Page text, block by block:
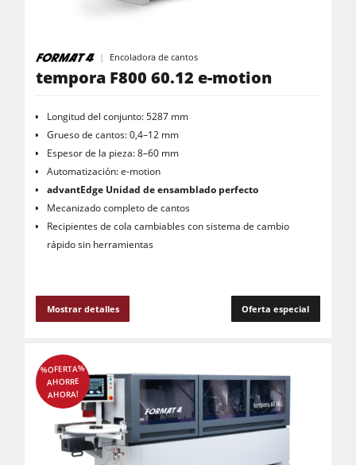
Encoladora de cantos
tempora F800 60.12 e-motion
Longitud del conjunto: 5287 mm
Grueso de cantos: 0,4–12 mm
Espesor de la pieza: 8–60 mm
Automatización: e-motion
advantEdge Unidad de ensamblado perfecto
Mecanizado completo de cantos
Recipientes de cola cambiables con sistema de cambio
rápido sin herramientas
Mostrar detalles Oferta especial
%OFERTA%
AHORRE
AHORA!